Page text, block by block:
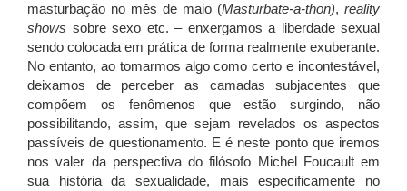
masturbação no mês de maio (Masturbate-a-thon), reality
shows sobre sexo etc. – enxergamos a liberdade sexual
sendo colocada em prática de forma realmente exuberante.
No entanto, ao tomarmos algo como certo e incontestável,
deixamos de perceber as camadas subjacentes que
compõem os fenômenos que estão surgindo, não
possibilitando, assim, que sejam revelados os aspectos
passíveis de questionamento. E é neste ponto que iremos
nos valer da perspectiva do filósofo Michel Foucault em
sua história da sexualidade, mais especificamente no